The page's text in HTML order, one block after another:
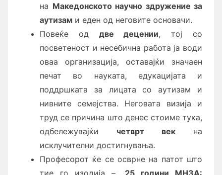
на Македонското научно здружение за
аутизам и еден од неговите основачи.
Повеќе од две децении, тој со
посветеност и несебична работа ја води
оваа организација, оставајќи значаен
печат во науката, едукацијата и
поддршката за лицата со аутизам и
нивните семејства. Неговата визија и
труд се причина што денес стоиме тука,
одбележувајќи четврт век на
исклучителни достигнувања.
Професорот ќе се осврне на патот што
тие го изодија – „25 години МНЗА: